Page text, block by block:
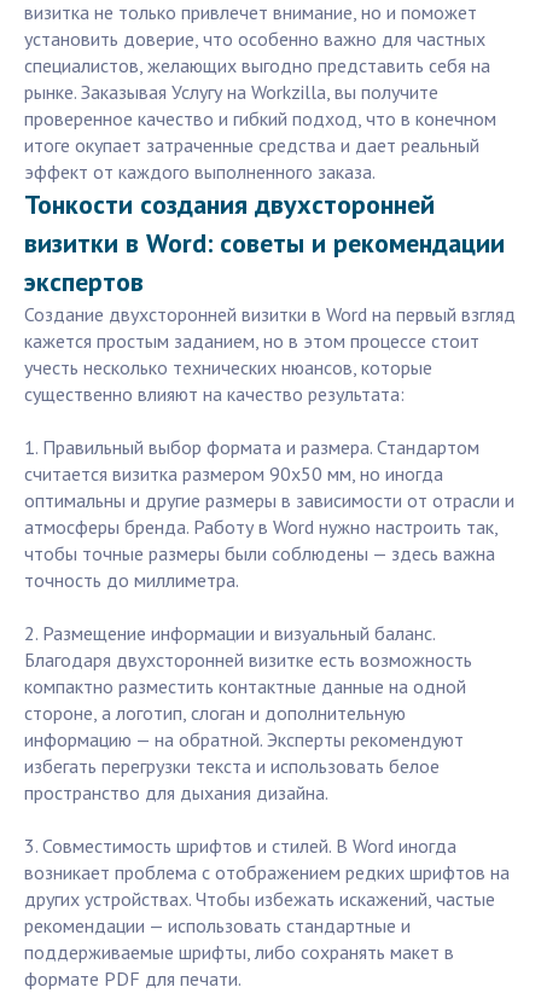
визитка не только привлечет внимание, но и поможет
установить доверие, что особенно важно для частных
специалистов, желающих выгодно представить себя на
рынке. Заказывая Услугу на Workzilla, вы получите
проверенное качество и гибкий подход, что в конечном
итоге окупает затраченные средства и дает реальный
эффект от каждого выполненного заказа.
Тонкости создания двухсторонней
визитки в Word: советы и рекомендации
экспертов
Создание двухсторонней визитки в Word на первый взгляд
кажется простым заданием, но в этом процессе стоит
учесть несколько технических нюансов, которые
существенно влияют на качество результата:
1. Правильный выбор формата и размера. Стандартом
считается визитка размером 90x50 мм, но иногда
оптимальны и другие размеры в зависимости от отрасли и
атмосферы бренда. Работу в Word нужно настроить так,
чтобы точные размеры были соблюдены — здесь важна
точность до миллиметра.
2. Размещение информации и визуальный баланс.
Благодаря двухсторонней визитке есть возможность
компактно разместить контактные данные на одной
стороне, а логотип, слоган и дополнительную
информацию — на обратной. Эксперты рекомендуют
избегать перегрузки текста и использовать белое
пространство для дыхания дизайна.
3. Совместимость шрифтов и стилей. В Word иногда
возникает проблема с отображением редких шрифтов на
других устройствах. Чтобы избежать искажений, частые
рекомендации — использовать стандартные и
поддерживаемые шрифты, либо сохранять макет в
формате PDF для печати.